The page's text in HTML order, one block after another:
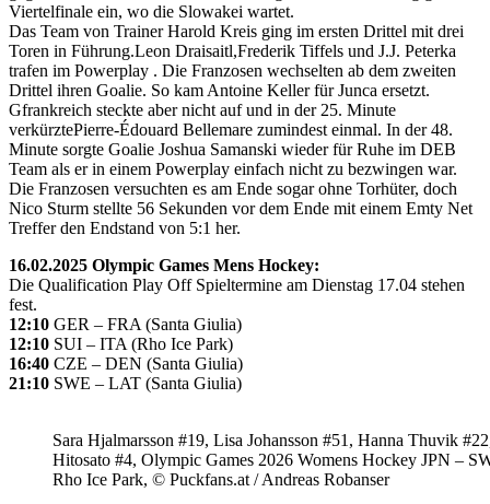
Viertelfinale ein, wo die Slowakei wartet.
Das Team von Trainer Harold Kreis ging im ersten Drittel mit drei
Toren in Führung.Leon Draisaitl,Frederik Tiffels und J.J. Peterka
trafen im Powerplay . Die Franzosen wechselten ab dem zweiten
Drittel ihren Goalie. So kam Antoine Keller für Junca ersetzt.
Gfrankreich steckte aber nicht auf und in der 25. Minute
verkürztePierre-Édouard Bellemare zumindest einmal. In der 48.
Minute sorgte Goalie Joshua Samanski wieder für Ruhe im DEB
Team als er in einem Powerplay einfach nicht zu bezwingen war.
Die Franzosen versuchten es am Ende sogar ohne Torhüter, doch
Nico Sturm stellte 56 Sekunden vor dem Ende mit einem Emty Net
Treffer den Endstand von 5:1 her.
16.02.2025 Olympic Games Mens Hockey:
Die Qualification Play Off Spieltermine am Dienstag 17.04 stehen
fest.
12:10 GER – FRA (Santa Giulia)
12:10 SUI – ITA (Rho Ice Park)
16:40 CZE – DEN (Santa Giulia)
21:10 SWE – LAT (Santa Giulia)
Sara Hjalmarsson #19, Lisa Johansson #51, Hanna Thuvik
Hitosato #4, Olympic Games 2026 Womens Hockey JPN –
Rho Ice Park, © Puckfans.at / Andreas Robanser